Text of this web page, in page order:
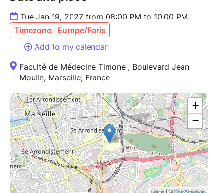
Tue Jan 19, 2027 from 08:00 PM to 10:00 PM
Timezone : Europe/Paris
Add to my calendar
Faculté de Médecine Timone , Boulevard Jean
Moulin, Marseille, France
+
−
| ©